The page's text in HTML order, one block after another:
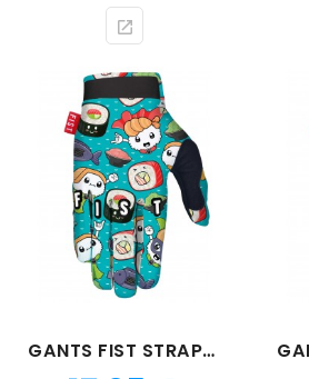
GANTS FIST STRAPPED SAYA SAKAKIBARA SUSHI POWER